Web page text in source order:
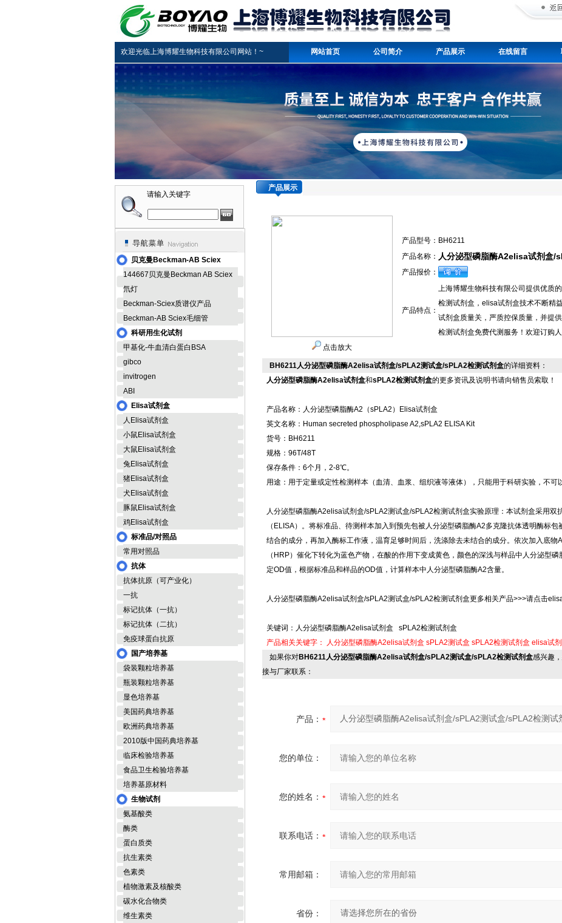
欢迎光临上海博耀生物科技有限公司网站！~ 网站首页 公司简介 产品展示 在线留言
请输入关键字
贝克曼Beckman-AB Sciex
144667贝克曼Beckman AB Sciex
氘灯
Beckman-Sciex质谱仪产品
Beckman-AB Sciex毛细管
科研用生化试剂
甲基化-牛血清白蛋白BSA
gibco
invitrogen
ABI
Elisa试剂盒
人Elisa试剂盒
小鼠Elisa试剂盒
大鼠Elisa试剂盒
兔Elisa试剂盒
猪Elisa试剂盒
犬Elisa试剂盒
豚鼠Elisa试剂盒
鸡Elisa试剂盒
标准品/对照品
常用对照品
抗体
抗体抗原（可产业化）
一抗
标记抗体（一抗）
标记抗体（二抗）
免疫球蛋白抗原
国产培养基
袋装颗粒培养基
瓶装颗粒培养基
显色培养基
美国药典培养基
欧洲药典培养基
2010版中国药典培养基
临床检验培养基
食品卫生检验培养基
培养基原材料
生物试剂
氨基酸类
酶类
蛋白质类
抗生素类
色素类
植物激素及核酸类
碳水化合物类
维生素类
产品展示
点击放大
产品型号： BH6211
产品名称： 人分泌型磷脂酶A2elisa试剂盒/
产品报价：
产品特点：
上海博耀生物科技有限公司提供优质
检测试剂盒，elisa试剂盒技术不断精
试剂盒质量关，严质控保质量，并提
检测试剂盒免费代测服务！欢迎订购
BH6211人分泌型磷脂酶A2elisa试剂盒/sPLA2测试盒/sPLA2检测试剂盒的详细资料：
人分泌型磷脂酶A2elisa试剂盒和sPLA2检测试剂盒的更多资讯及说明书请向销售员索取！
产品名称：人分泌型磷脂酶A2（sPLA2）Elisa试剂盒
英文名称：Human secreted phospholipase A2,sPLA2 ELISA Kit
货号：BH6211
规格：96T/48T
保存条件：6个月，2-8℃。
用途：用于定量或定性检测样本（血清、血浆、组织液等液体），只能用于科研实验，不可
人分泌型磷脂酶A2elisa试剂盒/sPLA2测试盒/sPLA2检测试剂盒实验原理：本试剂盒采用双
（ELISA）。将标准品、待测样本加入到预先包被人分泌型磷脂酶A2多克隆抗体透明酶标
结合的成分，再加入酶标工作液，温育足够时间后，洗涤除去未结合的成分。依次加入底物
（HRP）催化下转化为蓝色产物，在酸的作用下变成黄色，颜色的深浅与样品中人分泌型
定OD值，根据标准品和样品的OD值，计算样本中人分泌型磷脂酶A2含量。
人分泌型磷脂酶A2elisa试剂盒/sPLA2测试盒/sPLA2检测试剂盒更多相关产品>>>请点击
关键词：人分泌型磷脂酶A2elisa试剂盒 sPLA2检测试剂盒
产品相关关键字：
人分泌型磷脂酶A2elisa试剂盒 sPLA2测试盒 sPLA2检测试剂盒 elisa试
如果你对BH6211人分泌型磷脂酶A2elisa试剂盒/sPLA2测试盒/sPLA2检测试剂盒感兴趣
接与厂家联系：
产品：
您的单位：
您的姓名：
联系电话：
常用邮箱：
省份：